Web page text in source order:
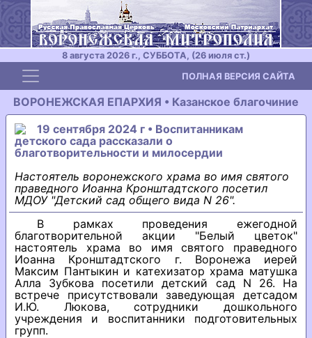
8 августа 2026 г., СУББОТА, (26 июля ст.)
Toggle navigation ПОЛНАЯ ВЕРСИЯ САЙТА
ВОРОНЕЖСКАЯ ЕПАРХИЯ • Казанское благочиние
19 сентября 2024 г • Воспитанникам
детского сада рассказали о
благотворительности и милосердии
Настоятель воронежского храма во имя святого
праведного Иоанна Кронштадтского посетил
МДОУ "Детский сад общего вида N 26".
В рамках проведения ежегодной
благотворительной акции "Белый цветок"
настоятель храма во имя святого праведного
Иоанна Кронштадтского г. Воронежа иерей
Максим Пантыкин и катехизатор храма матушка
Алла Зубкова посетили детский сад N 26. На
встрече присутствовали заведующая детсадом
И.Ю. Люкова, сотрудники дошкольного
учреждения и воспитанники подготовительных
групп.